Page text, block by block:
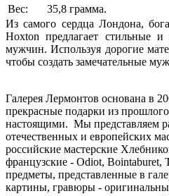
Вес:
35,8 грамма.
Из самого сердца Лондона,
Hoxton предлагает стильные и
мужчин. Используя дорогие
чтобы создать замечательные
Галерея Лермонтов основана в
прекрасные подарки из
настоящими. Мы представляем
отечественных и европейских
российские мастерские
французские - Odiot, Bointaburet,
предметы, представленные в
картины, гравюры -